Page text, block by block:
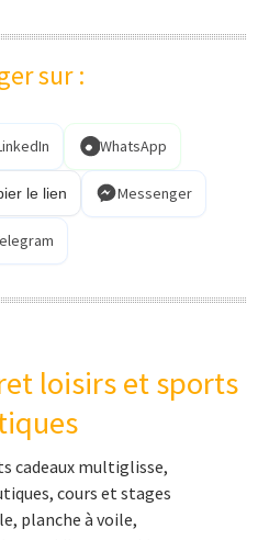
Pas-de-Calais
Picardie
Maritime
aquitaine
Roussillon
à voile
Manche
Calvados
Calvados
sur :
WhatsApp
le lien Messenger
loisirs et sports
cadeaux multiglisse,
cours et stages
planche à voile,